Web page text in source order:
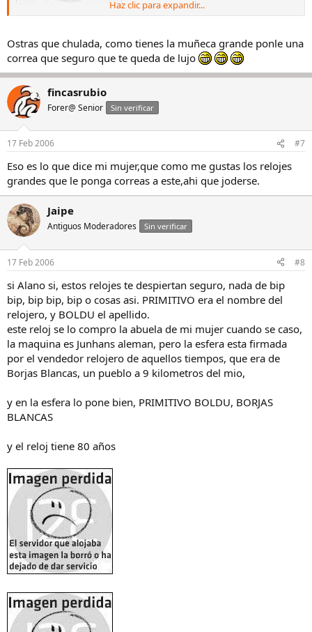
Haz clic para expandir...
Ostras que chulada, como tienes la muñeca grande ponle una
correa que seguro que te queda de lujo
fincasrubio
Forer@ Senior Sin verificar
17 Feb 2006 #7
Eso es lo que dice mi mujer,que como me gustas los relojes
grandes que le ponga correas a este,ahi que joderse.
Jaipe
Antiguos Moderadores Sin verificar
17 Feb 2006 #8
si Alano si, estos relojes te despiertan seguro, nada de bip
bip, bip bip, bip o cosas asi. PRIMITIVO era el nombre del
relojero, y BOLDU el apellido.
este reloj se lo compro la abuela de mi mujer cuando se caso,
la maquina es Junhans aleman, pero la esfera esta firmada
por el vendedor relojero de aquellos tiempos, que era de
Borjas Blancas, un pueblo a 9 kilometros del mio,
y en la esfera lo pone bien, PRIMITIVO BOLDU, BORJAS
BLANCAS
y el reloj tiene 80 años